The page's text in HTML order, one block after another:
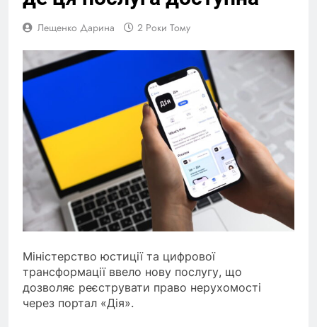
Лещенко Дарина 2 Роки Тому
Міністерство юстиції та цифрової
трансформації ввело нову послугу, що
дозволяє реєструвати право нерухомості
через портал «Дія».